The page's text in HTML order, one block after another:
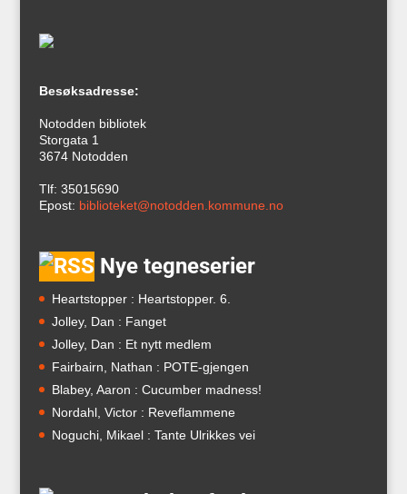
Besøksadresse:
Notodden bibliotek
Storgata 1
3674 Notodden
Tlf: 35015690
Epost: biblioteket@notodden.kommune.no
Nye tegneserier
Heartstopper : Heartstopper. 6.
Jolley, Dan : Fanget
Jolley, Dan : Et nytt medlem
Fairbairn, Nathan : POTE-gjengen
Blabey, Aaron : Cucumber madness!
Nordahl, Victor : Reveflammene
Noguchi, Mikael : Tante Ulrikkes vei